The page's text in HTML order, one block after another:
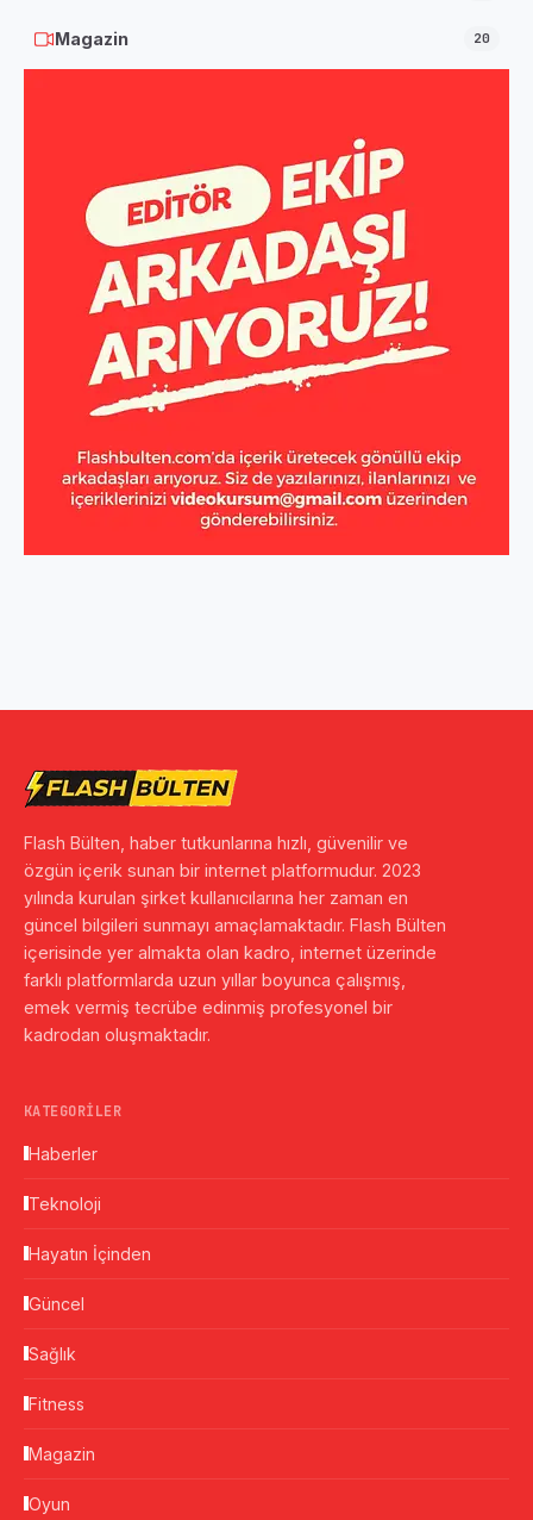
Magazin 20
Flash Bülten, haber tutkunlarına hızlı, güvenilir ve
özgün içerik sunan bir internet platformudur. 2023
yılında kurulan şirket kullanıcılarına her zaman en
güncel bilgileri sunmayı amaçlamaktadır. Flash Bülten
içerisinde yer almakta olan kadro, internet üzerinde
farklı platformlarda uzun yıllar boyunca çalışmış,
emek vermiş tecrübe edinmiş profesyonel bir
kadrodan oluşmaktadır.
KATEGORILER
Haberler
Teknoloji
Hayatın İçinden
Güncel
Sağlık
Fitness
Magazin
Oyun